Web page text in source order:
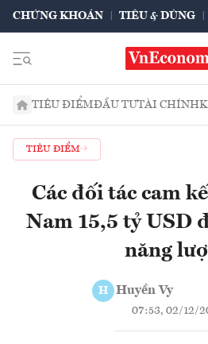
CHỨNG KHOÁN TIÊU & DÙNG
TIÊU ĐIỂMĐẦU TƯTÀI CHÍNH
TIÊU ĐIỂM
Các đối tác cam
Nam 15,5 tỷ USD
năng
H Huyền Vy
07:53, 02/12/